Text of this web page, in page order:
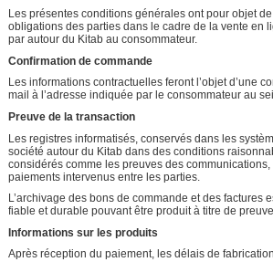
Les présentes conditions générales ont pour objet
obligations des parties dans le cadre de la vente en
par autour du Kitab au consommateur.
Confirmation de commande
Les informations contractuelles feront l’objet d’une
mail à l’adresse indiquée par le consommateur au
Preuve de la transaction
Les registres informatisés, conservés dans les
société autour du Kitab dans des conditions
considérés comme les preuves des
paiements intervenus entre les parties.
L’archivage des bons de commande et des factures
fiable et durable pouvant être produit à titre de
Informations sur les produits
Après réception du paiement, les délais de